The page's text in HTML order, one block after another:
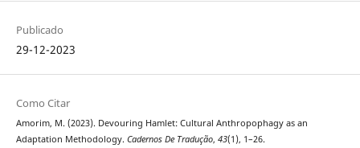
Publicado
29-12-2023
Como Citar
Amorim, M. (2023). Devouring Hamlet: Cultural Anthropophagy as an
Adaptation Methodology. Cadernos De Tradução, 43(1), 1–26.